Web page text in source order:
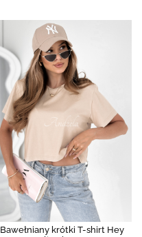
Bawełniany krótki T-shirt Hey